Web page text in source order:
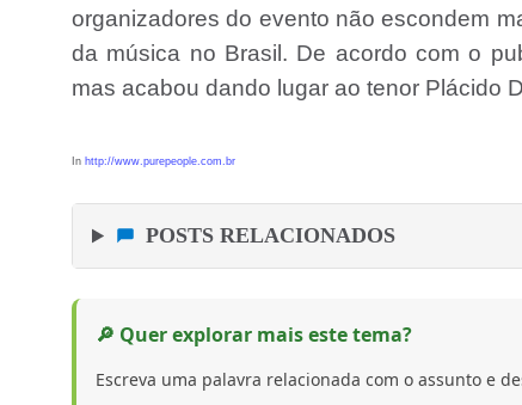
organizadores do evento não escondem
da música no Brasil. De acordo com o
mas acabou dando lugar ao tenor Plácido
In http://www.purepeople.com.br
POSTS RELACIONADOS
🔎 Quer explorar mais este tema?
Escreva uma palavra relacionada com o assunto e